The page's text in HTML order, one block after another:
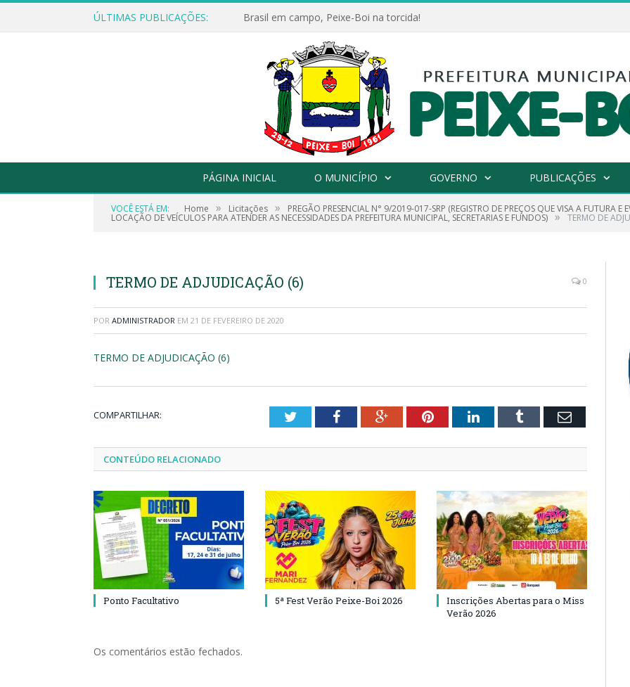
ÚLTIMAS PUBLICAÇÕES: Brasil em campo, Peixe-Boi na torcida!
PÁGINA INICIAL O MUNICÍPIO GOVERNO PUBLICAÇÕES
VOCÊ ESTÁ EM: Home » Licitações » PREGÃO PRESENCIAL N° 9/2019-017-SRP (REGISTRO DE PREÇOS QUE VISA A FUTURA E
LOCAÇÃO DE VEÍCULOS PARA ATENDER AS NECESSIDADES DA PREFEITURA MUNICIPAL, SECRETARIAS E FUNDOS) » TERMO DE
TERMO DE ADJUDICAÇÃO (6) 0
POR ADMINISTRADOR EM 21 DE FEVEREIRO DE 2020
TERMO DE ADJUDICAÇÃO (6)
COMPARTILHAR: TwitterFacebookGoogle+PinterestLinkedInTumblr Email
CONTEÚDO RELACIONADO
Ponto Facultativo 5ª Fest Verão Peixe-Boi 2026
Inscrições Abertas para o Miss
Verão 2026
Os comentários estão fechados.